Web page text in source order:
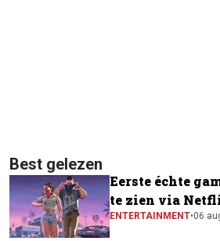
Best gelezen
Eerste échte
te zien via
ENTERTAINMENT•06